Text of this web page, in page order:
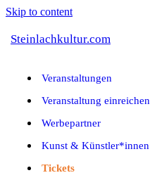
Skip to content
Steinlachkultur.com
Veranstaltungen
Veranstaltung einreichen
Werbepartner
Kunst & Künstler*innen
Tickets